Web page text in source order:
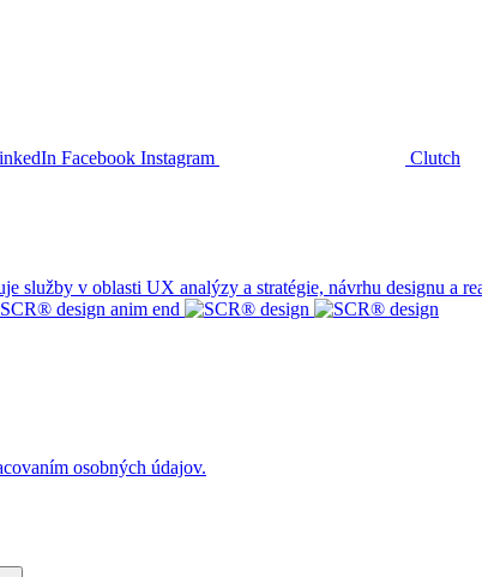
Facebook Instagram
Clutch
služby v oblasti UX analýzy a stratégie, návrhu designu a
osobných údajov.